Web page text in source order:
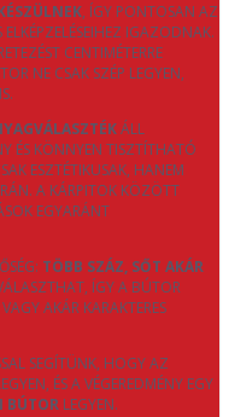
, ÍGY PONTOSAN AZ
IGAZODNAK.
CENTIMÉTERRE
NE CSAK SZÉP LEGYEN,
ÁLL
ÉS KÖNNYEN TISZTÍTHATÓ
ESZTÉTIKUSAK, HANEM
A KÁRPITOK KÖZÖTT
EGYARÁNT
TÖBB SZÁZ, SŐT AKÁR
ÍGY A BÚTOR
AKÁR KARAKTERES
SEGÍTÜNK, HOGY AZ
ÉS A VÉGEREDMÉNY EGY
BÚTOR LEGYEN.